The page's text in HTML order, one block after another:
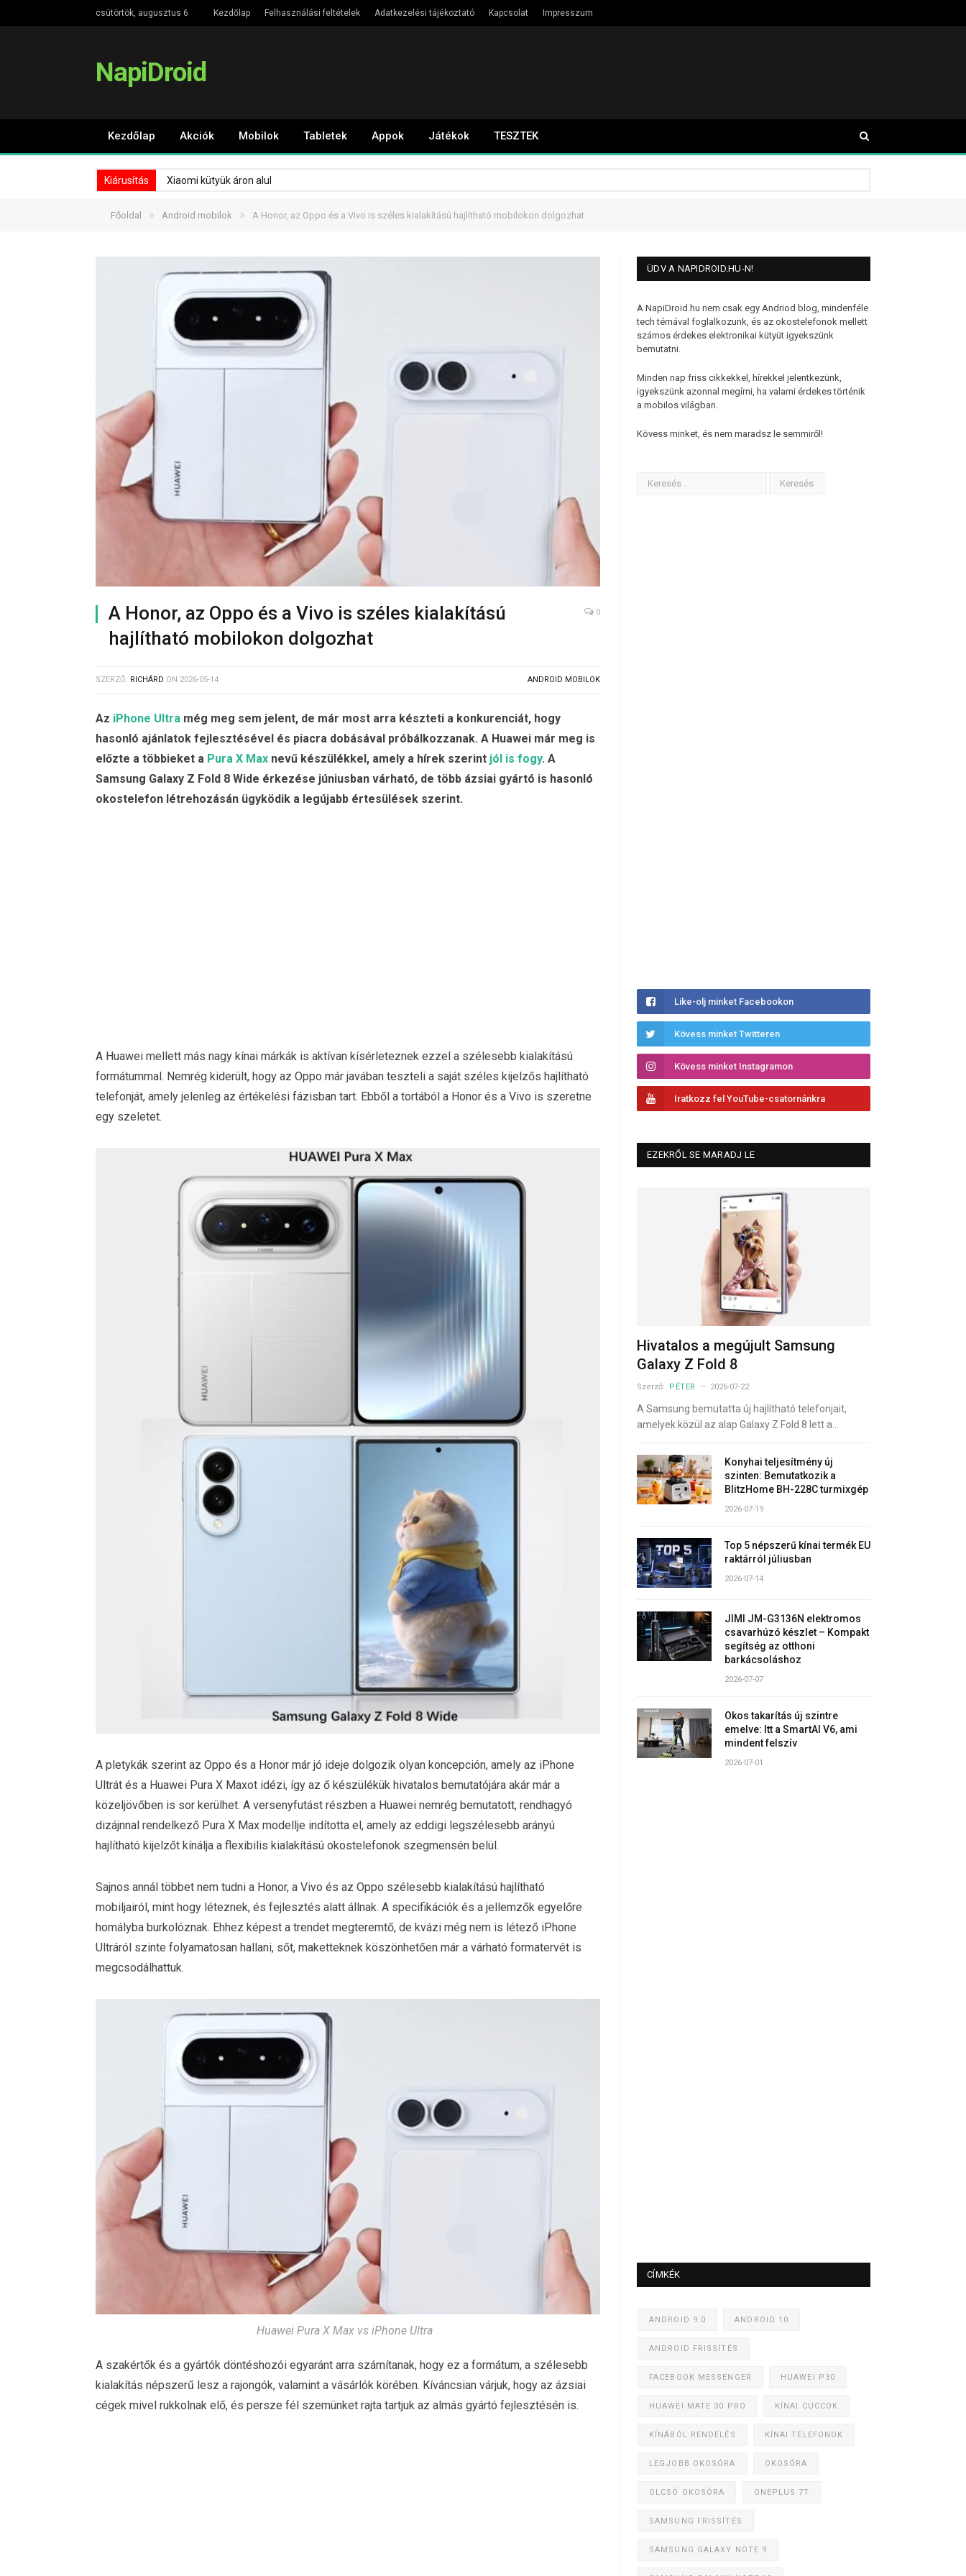
csütörtök, augusztus 6 Kezdőlap Felhasználási feltételek Adatkezelési tájékoztató Kapcsolat Impresszum
NapiDroid
Kezdőlap Akciók Mobilok Tabletek Appok Játékok TESZTEK
Kiárusítás Xiaomi kütyük áron alul
Főoldal » Android mobilok » A Honor, az Oppo és a Vivo is széles kialakítású hajlítható mobilokon dolgozhat
A Honor, az Oppo és a Vivo is széles kialakítású
hajlítható mobilokon dolgozhat
0
SZERZŐ: RICHÁRD ON 2026-05-14 ANDROID MOBILOK
Az iPhone Ultra még meg sem jelent, de már most arra készteti a konkurenciát, hogy
hasonló ajánlatok fejlesztésével és piacra dobásával próbálkozzanak. A Huawei már meg is
előzte a többieket a Pura X Max nevű készülékkel, amely a hírek szerint jól is fogy. A
Samsung Galaxy Z Fold 8 Wide érkezése júniusban várható, de több ázsiai gyártó is hasonló
okostelefon létrehozásán ügyködik a legújabb értesülések szerint.
A Huawei mellett más nagy kínai márkák is aktívan kísérleteznek ezzel a szélesebb kialakítású
formátummal. Nemrég kiderült, hogy az Oppo már javában teszteli a saját széles kijelzős hajlítható
telefonját, amely jelenleg az értékelési fázisban tart. Ebből a tortából a Honor és a Vivo is szeretne
egy szeletet.
A pletykák szerint az Oppo és a Honor már jó ideje dolgozik olyan koncepción, amely az iPhone
Ultrát és a Huawei Pura X Maxot idézi, így az ő készülékük hivatalos bemutatójára akár már a
közeljövőben is sor kerülhet. A versenyfutást részben a Huawei nemrég bemutatott, rendhagyó
dizájnnal rendelkező Pura X Max modellje indította el, amely az eddigi legszélesebb arányú
hajlítható kijelzőt kínálja a flexibilis kialakítású okostelefonok szegmensén belül.
Sajnos annál többet nem tudni a Honor, a Vivo és az Oppo szélesebb kialakítású hajlítható
mobiljairól, mint hogy léteznek, és fejlesztés alatt állnak. A specifikációk és a jellemzők egyelőre
homályba burkolóznak. Ehhez képest a trendet megteremtő, de kvázi még nem is létező iPhone
Ultráról szinte folyamatosan hallani, sőt, maketteknek köszönhetően már a várható formatervét is
megcsodálhattuk.
Huawei Pura X Max vs iPhone Ultra
A szakértők és a gyártók döntéshozói egyaránt arra számítanak, hogy ez a formátum, a szélesebb
kialakítás népszerű lesz a rajongók, valamint a vásárlók körében. Kíváncsian várjuk, hogy az ázsiai
cégek mivel rukkolnak elő, és persze fél szemünket rajta tartjuk az almás gyártó fejlesztésén is.
ÜDV A NAPIDROID.HU-N!
A NapiDroid.hu nem csak egy Andriod blog, mindenféle
tech témával foglalkozunk, és az okostelefonok mellett
számos érdekes elektronikai kütyüt igyekszünk
bemutatni.
Minden nap friss cikkekkel, hírekkel jelentkezünk,
igyekszünk azonnal megírni, ha valami érdekes történik
a mobilos világban.
Kövess minket, és nem maradsz le semmiről!
Like-olj minket Facebookon
Kövess minket Twitteren
Kövess minket Instagramon
Iratkozz fel YouTube-csatornánkra
EZEKRŐL SE MARADJ LE
Hivatalos a megújult Samsung
Galaxy Z Fold 8
Szerző: PÉTER 2026-07-22
A Samsung bemutatta új hajlítható telefonjait,
amelyek közül az alap Galaxy Z Fold 8 lett a…
Konyhai teljesítmény új
szinten: Bemutatkozik a
BlitzHome BH-228C turmixgép
2026-07-19
Top 5 népszerű kínai termék EU
raktárról júliusban
2026-07-14
JIMI JM-G3136N elektromos
csavarhúzó készlet – Kompakt
segítség az otthoni
barkácsoláshoz
2026-07-07
Okos takarítás új szintre
emelve: Itt a SmartAI V6, ami
mindent felszív
2026-07-01
CÍMKÉK
ANDROID 9.0 ANDROID 10
ANDROID FRISSÍTÉS
FACEBOOK MESSENGER HUAWEI P30
HUAWEI MATE 30 PRO KÍNAI CUCCOK
KÍNÁBÓL RENDELÉS KÍNAI TELEFONOK
LEGJOBB OKOSÓRA OKOSÓRA
OLCSÓ OKOSÓRA ONEPLUS 7T
SAMSUNG FRISSÍTÉS
SAMSUNG GALAXY NOTE 9